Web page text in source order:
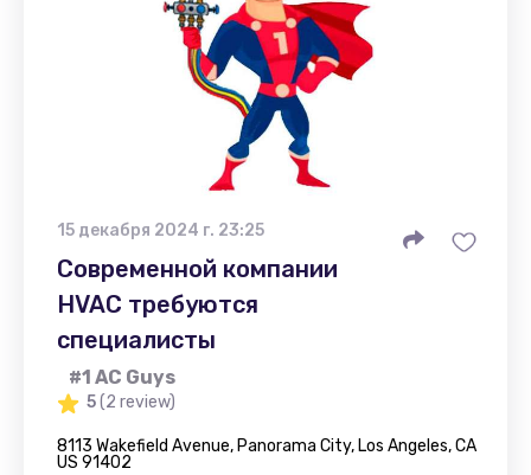
15 декабря 2024 г. 23:25
Современной компании
HVAC требуются
специалисты
#1 AC Guys
5(2 review)
8113 Wakefield Avenue, Panorama City, Los Angeles, CA
US 91402